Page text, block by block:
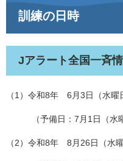
訓練の日時
Jアラート全国一斉
（1）令和8年 6月3日（水
（予備日：7月1日（水曜
（2）令和8年 8月26日（水